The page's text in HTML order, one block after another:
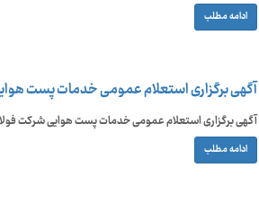
ادامه مطلب
آگهی برگزاری استعلام عمومی خدمات پست
آگهی برگزاری استعلام عمومی خدمات پست هوایی شرکت
ادامه مطلب